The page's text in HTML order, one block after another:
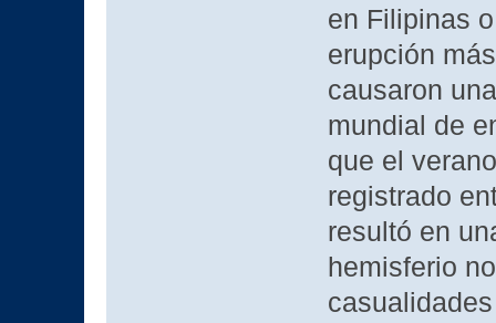
en Filipinas
erupción
causaron
mundial de
que el
registrado
resultó en
hemisferio